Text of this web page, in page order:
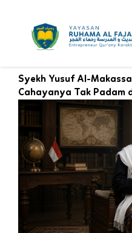
Syekh Yusuf Al-
Cahayanya Tak Padam